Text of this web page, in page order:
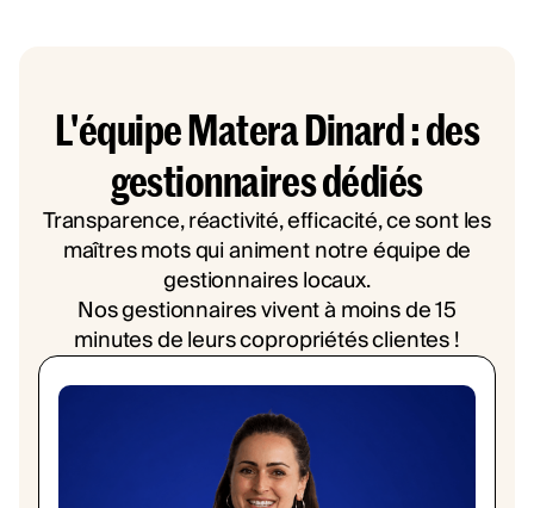
L'équipe Matera Dinard : des
gestionnaires dédiés
Transparence, réactivité, efficacité, ce sont les
maîtres mots qui animent notre équipe de
gestionnaires locaux.
Nos gestionnaires vivent à moins de 15
minutes de leurs copropriétés clientes !